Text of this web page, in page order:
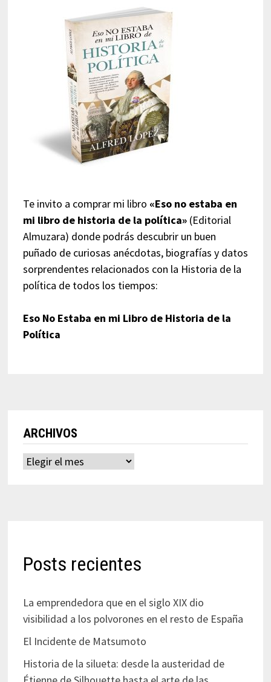
Te invito a comprar mi libro «Eso no estaba en
mi libro de historia de la política»(Editorial
Almuzara) donde podrás descubrir un buen
puñado de curiosas anécdotas, biografías y datos
sorprendentes relacionados con la Historia de la
política de todos los tiempos:
Eso No Estaba en mi Libro de Historia de la
Política
ARCHIVOS
Archivos
Posts recientes
La emprendedora que en el siglo XIX dio
visibilidad a los polvorones en el resto de España
El Incidente de Matsumoto
Historia de la silueta: desde la austeridad de